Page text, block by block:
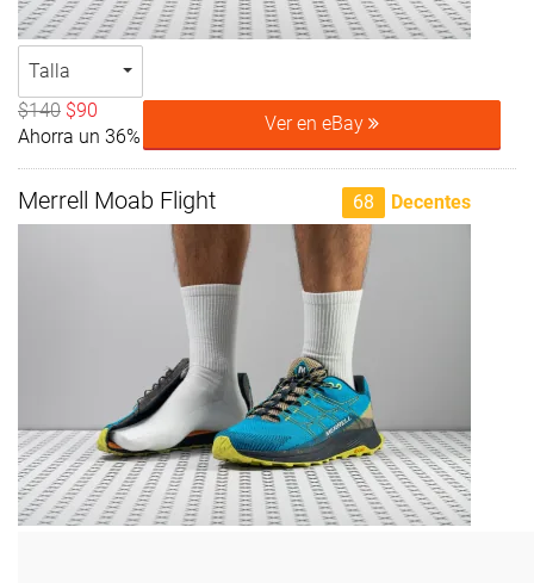
Talla
$140 $90
Ahorra un 36%
Ver en eBay
Merrell Moab Flight 68 Decentes